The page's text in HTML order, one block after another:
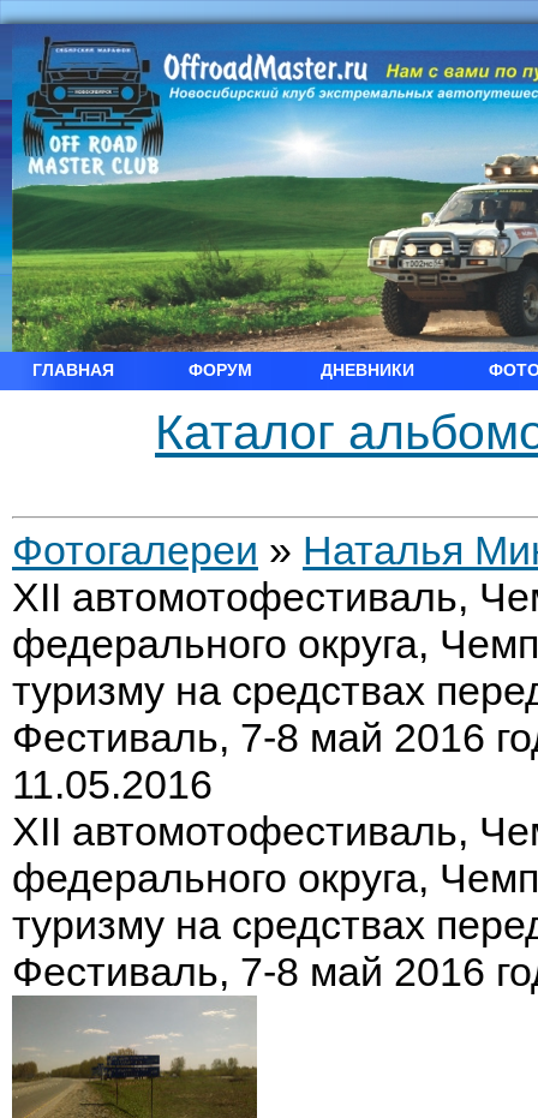
ГЛАВНАЯ ФОРУМ ДНЕВНИКИ
Каталог
Фотогалереи » Наталья
XII автомотофестиваль,
федерального округа,
туризму на средствах
Фестиваль, 7-8 май 2016
11.05.2016
XII автомотофестиваль,
федерального округа,
туризму на средствах
Фестиваль, 7-8 май 2016